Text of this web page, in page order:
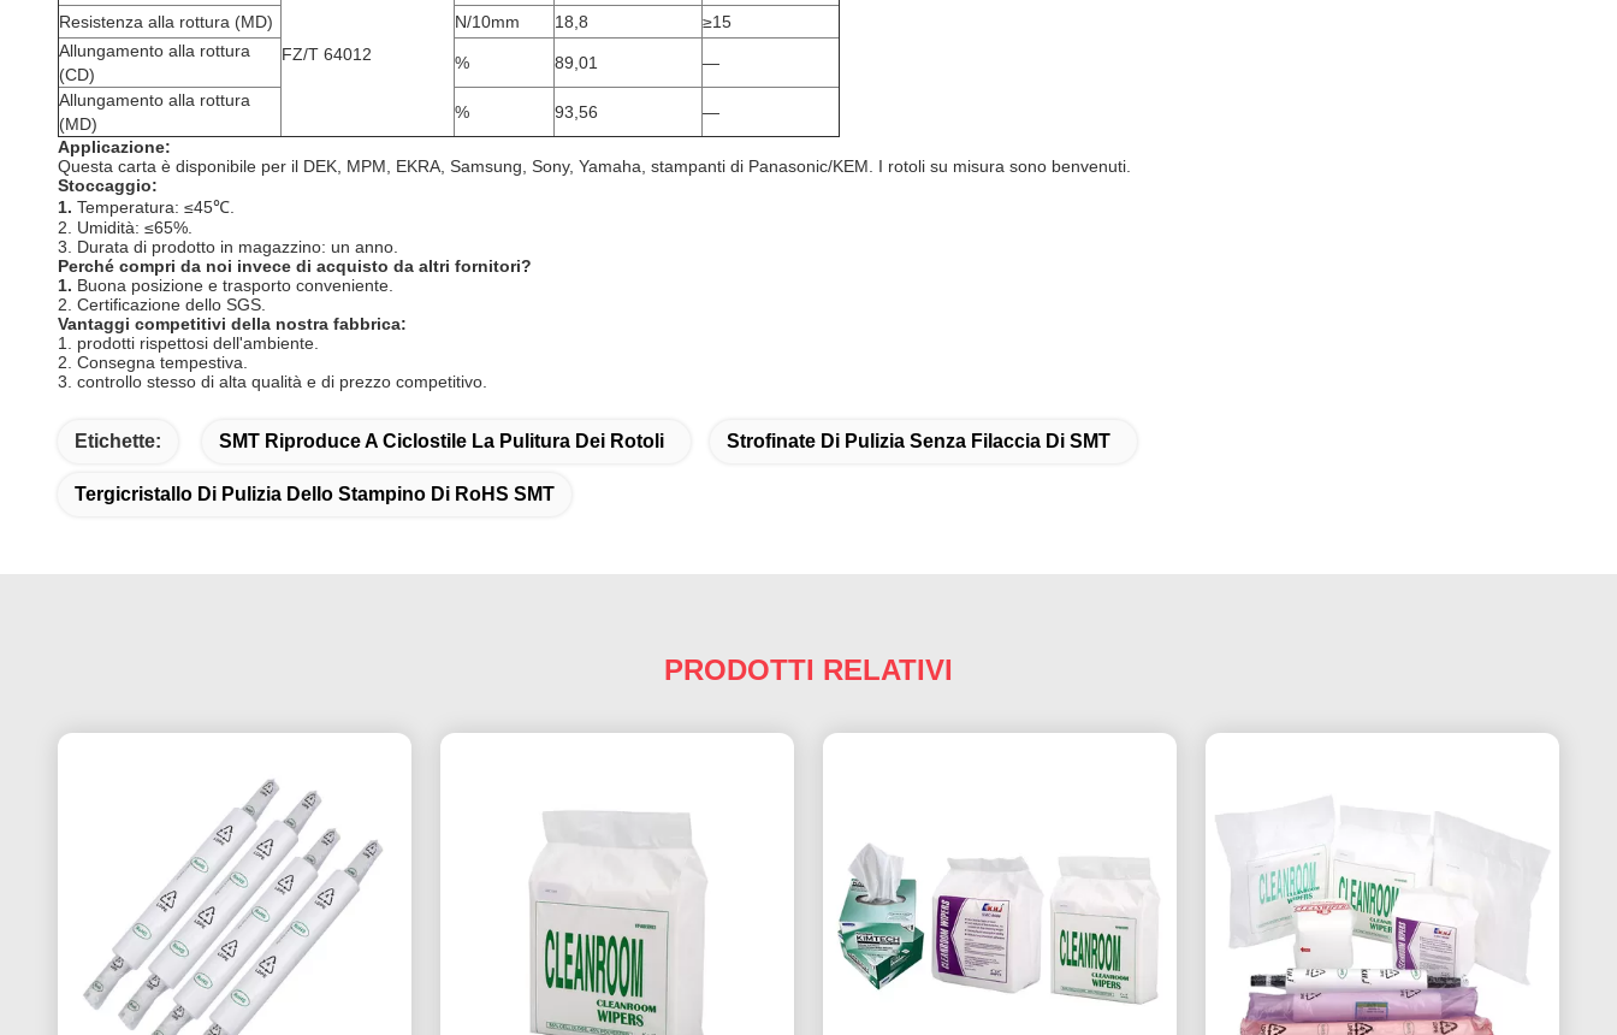
FZ/T 64012
Resistenza alla rottura (MD)
N/10mm 18,8
≥15
Allungamento alla rottura
(CD)
% 89,01
—
Allungamento alla rottura
(MD)
% 93,56
—
Applicazione:
Questa carta è disponibile per il DEK, MPM, EKRA, Samsung, Sony, Yamaha, stampanti di Panasonic/KEM. I rotoli su misura sono benvenuti.
Stoccaggio:
1. Temperatura: ≤45℃.
2. Umidità: ≤65%.
3. Durata di prodotto in magazzino: un anno.
Perché compri da noi invece di acquisto da altri fornitori?
1. Buona posizione e trasporto conveniente.
2. Certificazione dello SGS.
Vantaggi competitivi della nostra fabbrica:
1. prodotti rispettosi dell'ambiente.
2. Consegna tempestiva.
3. controllo stesso di alta qualità e di prezzo competitivo.
Etichette: SMT Riproduce A Ciclostile La Pulitura Dei Rotoli Strofinate Di Pulizia Senza Filaccia Di SMT
Tergicristallo Di Pulizia Dello Stampino Di RoHS SMT
PRODOTTI RELATIVI